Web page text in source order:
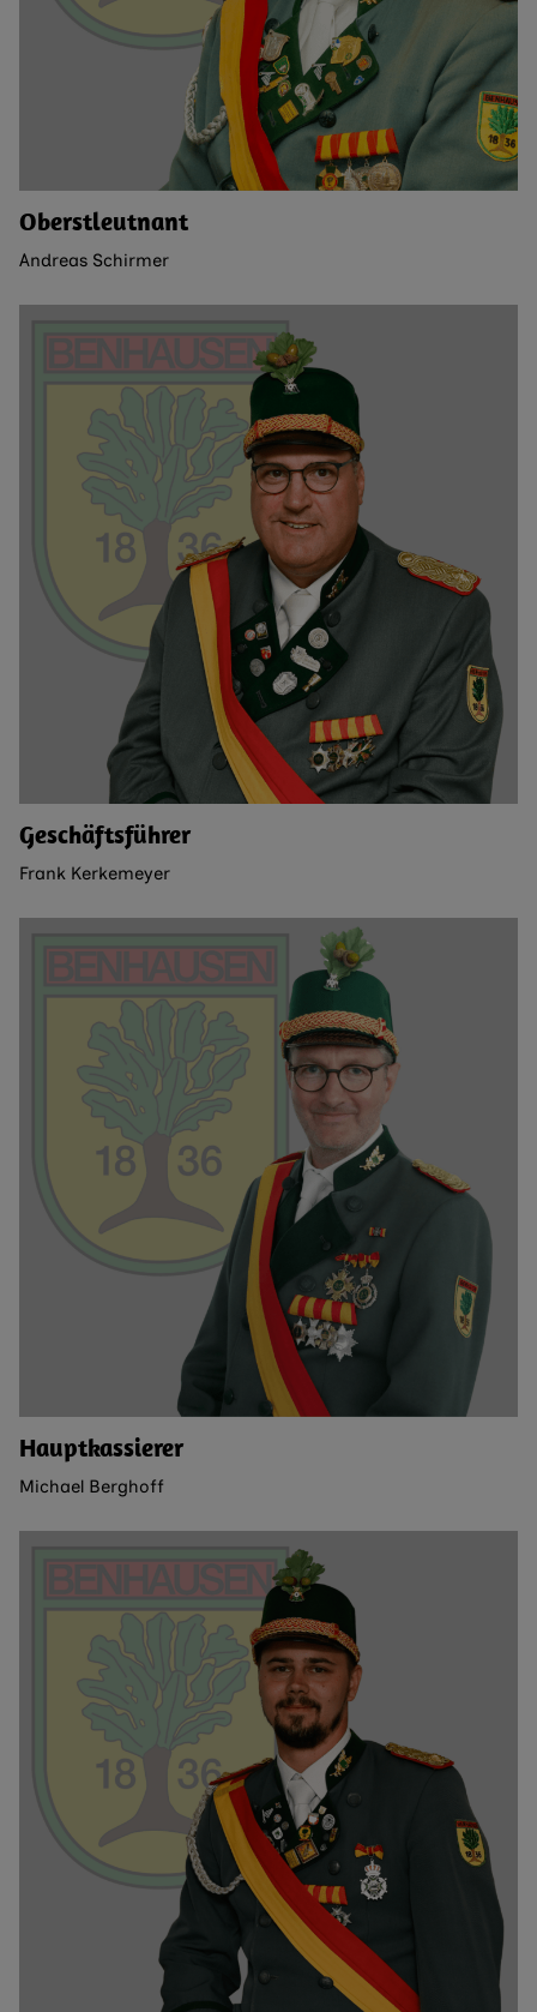
Oberstleutnant
Andreas Schirmer
Geschäftsführer
Frank Kerkemeyer
Hauptkassierer
Michael Berghoff